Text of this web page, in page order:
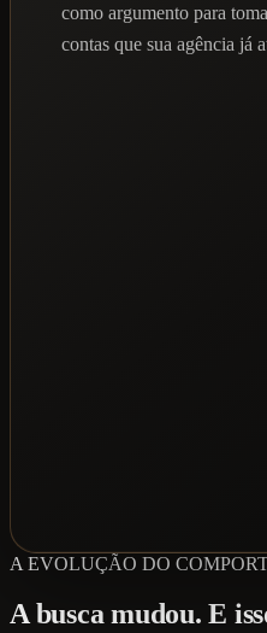
como argumento para
contas que sua agência já
A EVOLUÇÃO DO
A busca mudou. E